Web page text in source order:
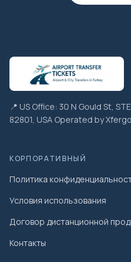
📍 US Office: 30 N Gould St,
82801, USA Operated by
КОРПОРАТИВНЫЙ
Политика
Условия использования
Договор дистанционной
Контакты